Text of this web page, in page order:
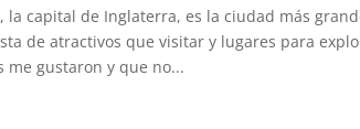
la capital de Inglaterra, es la ciudad más
de atractivos que visitar y lugares para
me gustaron y que no...